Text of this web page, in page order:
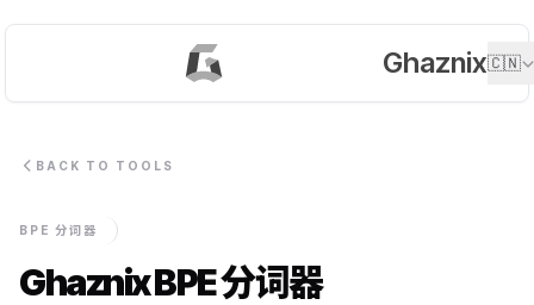
Ghaznix🇨🇳
BACK TO TOOLS
BPE 分词器
Ghaznix BPE 分词器